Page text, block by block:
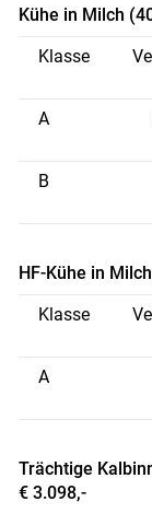
Kühe in Milch
Klasse
A
B
HF-Kühe in
Klasse
A
Trächtige
€ 3.098,-